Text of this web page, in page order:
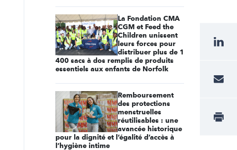
La Fondation CMA
CGM et Feed the
Children unissent
leurs forces pour
distribuer plus de 1
400 sacs à dos remplis de produits
essentiels aux enfants de Norfolk
Remboursement
des protections
menstruelles
réutilisables : une
avancée historique
pour la dignité et l’égalité d’accès à
l’hygiène intime